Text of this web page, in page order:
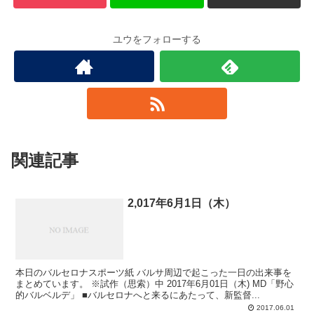
ユウをフォローする
関連記事
2,017年6月1日（木）
本日のバルセロナスポーツ紙 バルサ周辺で起こった一日の出来事を
まとめています。 ※試作（思索）中 2017年6月01日（木) MD「野心
的バルベルデ」 ■バルセロナへと来るにあたって、新監督...
2017.06.01